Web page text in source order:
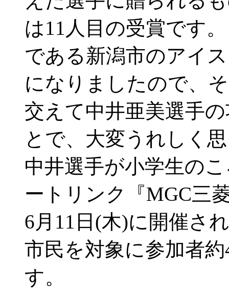
は11人目の受賞です
である新潟市のアイ
になりましたので、
交えて中井亜美選手
とで、大変うれしく
中井選手が小学生の
ートリンク『MGC三
6月11日(木)に開催さ
市民を対象に参加者
す。